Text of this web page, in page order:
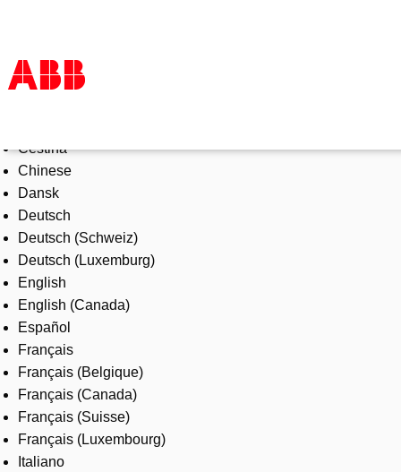
Products & Solutions
Industries
Services
About us
Where to buy
Contact us
Careers
Čeština
Chinese
Dansk
Deutsch
Deutsch (Schweiz)
Deutsch (Luxemburg)
English
English (Canada)
Español
Français
Français (Belgique)
Français (Canada)
Français (Suisse)
Français (Luxembourg)
Italiano